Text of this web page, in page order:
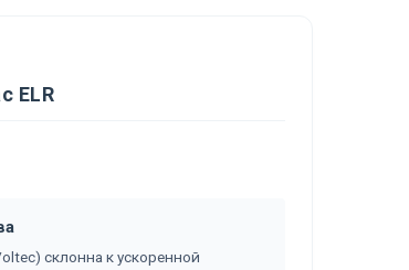
ELR
склонна к ускоренной